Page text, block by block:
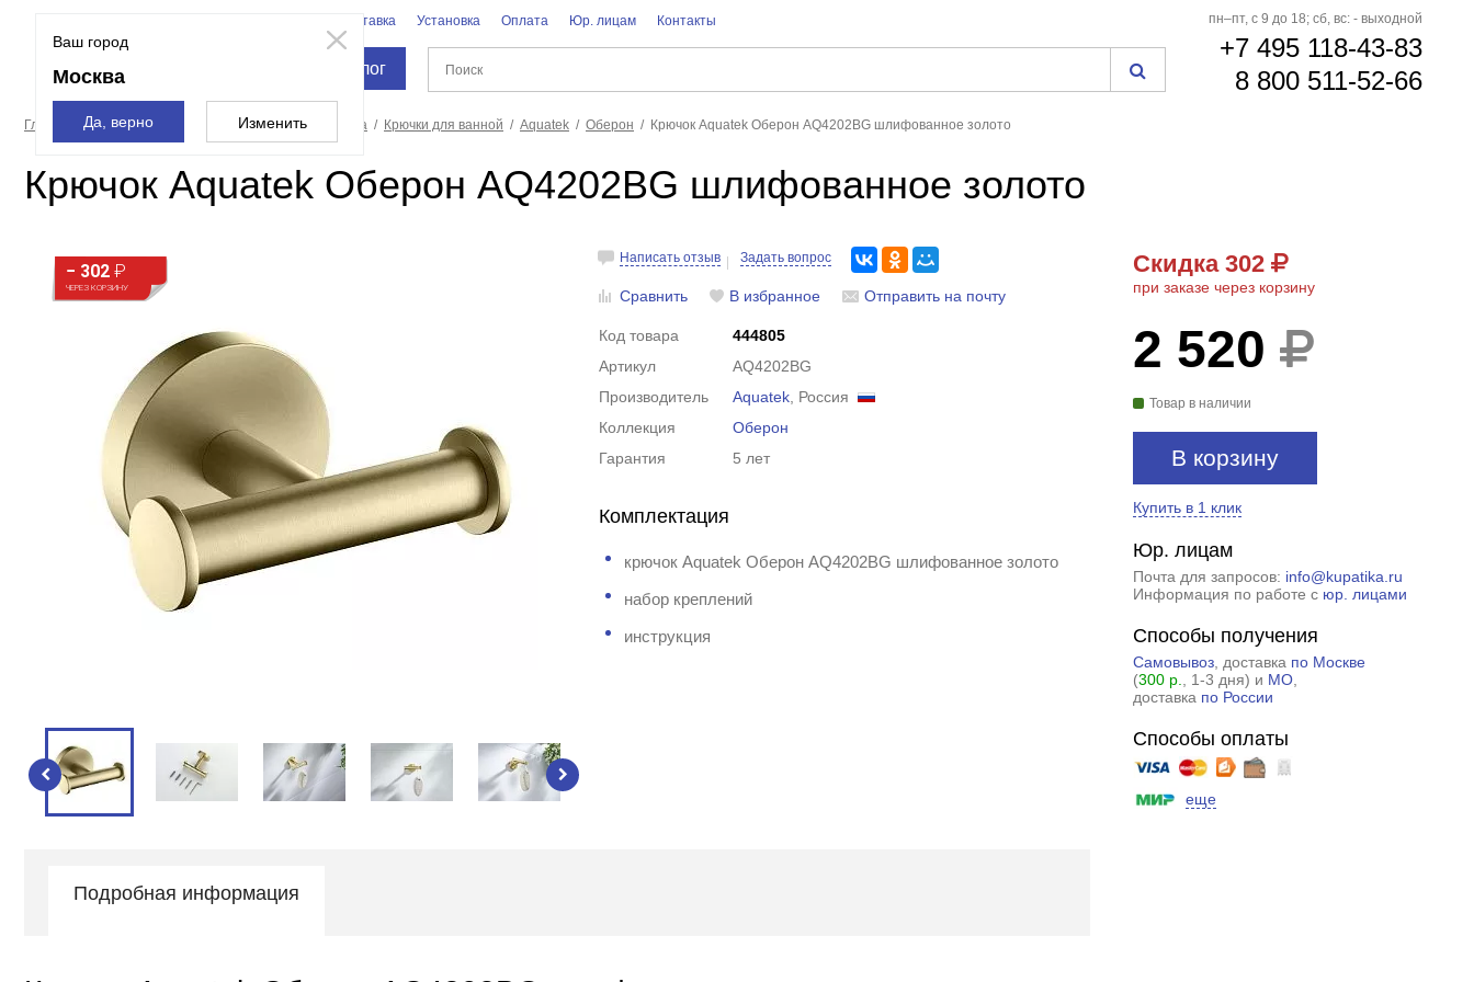
Ваш город
Москва
Да, верно Изменить
Доставка Установка Оплата Юр. лицам Контакты
Каталог
пн–пт, с 9 до 18; сб, вс: - выходной
+7 495 118-43-83
8 800 511-52-66
Главная страница Аксессуары для ванной и туалета Крючки для ванной Aquatek Оберон Крючок Aquatek Оберон AQ4202BG шлифованное золото
Крючок Aquatek Оберон AQ4202BG шлифованное золото
− 302 ₽
ЧЕРЕЗ КОРЗИНУ
Написать отзыв Задать вопрос
Сравнить В избранное Отправить на почту
Код товара
444805
Артикул
AQ4202BG
Производитель
Aquatek , Россия
Коллекция
Оберон
Гарантия
5 лет
Комплектация
крючок Aquatek Оберон AQ4202BG шлифованное золото
набор креплений
инструкция
Скидка 302
при заказе через корзину
2 520
Товар в наличии
В корзину
Купить в 1 клик
Юр. лицам
Почта для запросов: info@kupatika.ru
Информация по работе с юр. лицами
Способы получения
Самовывоз, доставка по Москве
(300 р. , 1-3 дня) и МО,
доставка по России
Способы оплаты
еще
Подробная информация